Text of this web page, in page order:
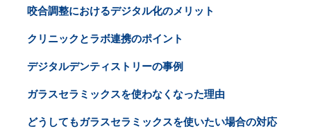
咬合調整におけるデジタル化のメリット
クリニックとラボ連携のポイント
デジタルデンティストリーの事例
ガラスセラミックスを使わなくなった理由
どうしてもガラスセラミックスを使いたい場合の対応